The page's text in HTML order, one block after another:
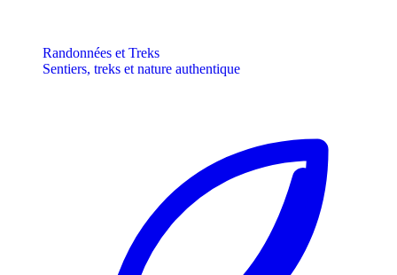
Randonnées et Treks
Sentiers, treks et nature authentique